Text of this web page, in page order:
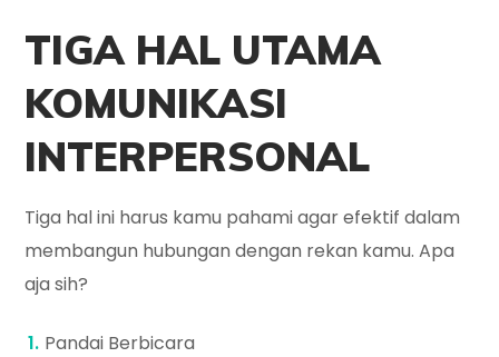
TIGA HAL UTAMA
KOMUNIKASI
INTERPERSONAL
Tiga hal ini harus kamu pahami agar efektif dalam
membangun hubungan dengan rekan kamu. Apa
aja sih?
Pandai Berbicara